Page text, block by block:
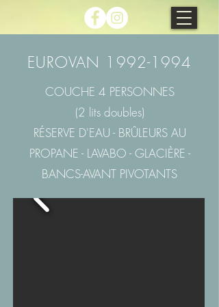
EUROVAN 1992-1994
COUCHE 4 PERSONNES
(2 lits doubles)
RÉSERVE D'EAU - BRÛLEURS AU
PROPANE - LAVABO - GLACIÈRE -
BANCS-AVANT PIVOTANTS